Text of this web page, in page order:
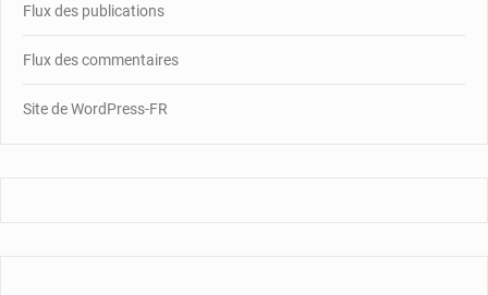
Flux des publications
Flux des commentaires
Site de WordPress-FR